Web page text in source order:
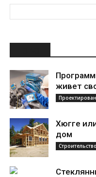
живет
Хюгге
дом
Строительство